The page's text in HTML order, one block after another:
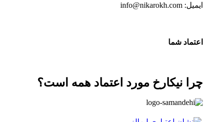
ایمیل: info@nikarokh.com
اعتماد شما
چرا نیکارخ مورد اعتماد همه است؟